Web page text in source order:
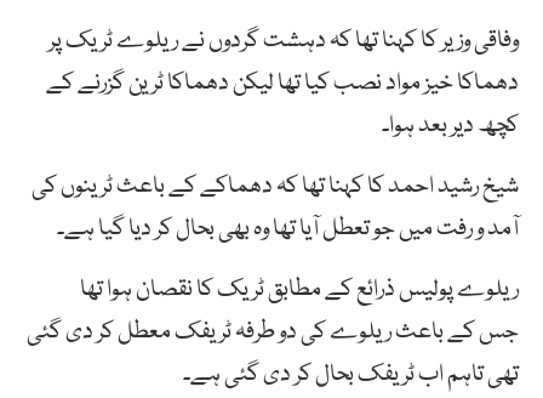
وفاقی وزیر کا کہنا تھا کہ دہشت گردوں نے ریلوے ٹریک پر
دھماکا خیز مواد نصب کیا تھا لیکن دھماکا ٹرین گزرنے کے
کچھ دیر بعد ہوا۔
شیخ رشید احمد کا کہنا تھا کہ دھماکے کے باعث ٹرینوں کی
آمد و رفت میں جو تعطل آیا تھا وہ بھی بحال کر دیا گیا ہے۔
ریلوے پولیس ذرائع کے مطابق ٹریک کا نقصان ہوا تھا
جس کے باعث ریلوے کی دو طرفہ ٹریفک معطل کر دی گئی
تھی تاہم اب ٹریفک بحال کر دی گئی ہے۔